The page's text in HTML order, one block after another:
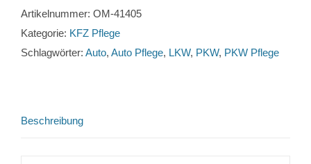
5
l
Menge
Artikelnummer: OM-41405
Kategorie: KFZ Pflege
Schlagwörter: Auto, Auto Pflege, LKW, PKW, PKW Pflege
Beschreibung